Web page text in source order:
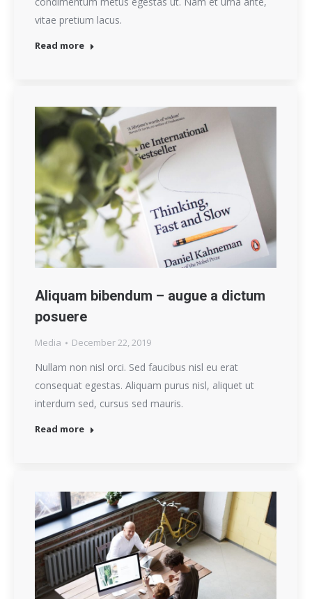
vitae pretium lacus.
Read more
Aliquam bibendum – augue a dictum
posuere
Media December 22, 2019
Nullam non nisl orci. Sed faucibus nisl eu erat
consequat egestas. Aliquam purus nisl, aliquet ut
interdum sed, cursus sed mauris.
Read more